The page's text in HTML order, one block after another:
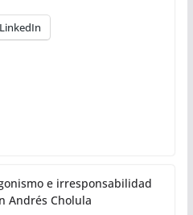
LinkedIn
e irresponsabilidad
Andrés Cholula